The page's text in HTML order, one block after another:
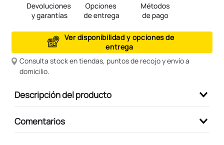
Ver disponibilidad y opciones de
entrega
Consulta stock en tiendas, puntos de recojo y envío a
domicilio.
Descripción del producto
Comentarios
stitch
9.
peluche
10. kuromi